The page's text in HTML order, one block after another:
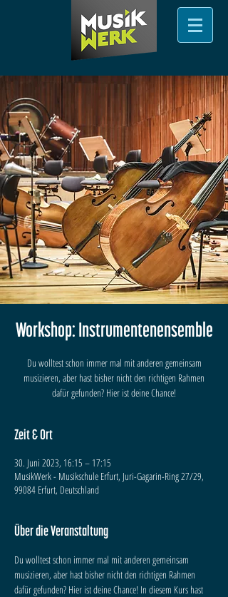
Workshop: Instrumentenensemble
Du wolltest schon immer mal mit anderen gemeinsam
musizieren, aber hast bisher nicht den richtigen Rahmen
dafür gefunden? Hier ist deine Chance!
Zeit & Ort
30. Juni 2023, 16:15 – 17:15
MusikWerk - Musikschule Erfurt, Juri-Gagarin-Ring 27/29,
99084 Erfurt, Deutschland
Über die Veranstaltung
Du wolltest schon immer mal mit anderen gemeinsam
musizieren, aber hast bisher nicht den richtigen Rahmen
dafür gefunden? Hier ist deine Chance! In diesem Kurs hast